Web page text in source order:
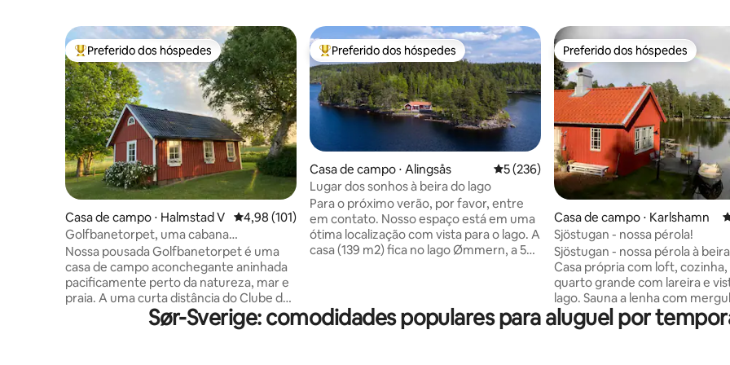
Entre os melhores preferidos dos hóspedes
Preferido dos hóspedes
Casa de campo ⋅ Halmstad V 4,98 de uma avaliação média de 5, 101 avaliações
4,98 (101)
Golfbanetorpet, uma cabana
aconchegante perto da natureza e do
mar.
Nossa pousada Golfbanetorpet é uma
casa de campo aconchegante aninhada
pacificamente perto da natureza, mar e
praia. A uma curta distância do Clube de
Golfe Ringenäs, a casa de campo é ideal
para golfistas, mas mesmo que você
Entre os melhores preferidos dos hóspedes
Preferido dos hóspedes
Casa de campo ⋅ Alingsås 5 de uma avaliação média de 5, 236
5 (236)
Lugar dos sonhos à beira do lago
Para o próximo verão, por favor, entre
em contato. Nosso espaço está em uma
ótima localização com vista para o lago. A
casa (139 m2) fica no lago Ømmern, a 50
sol de manhã à noite. Do terraço, você
vai diretamente para o lago com sua
Preferido dos hóspedes
Preferido dos hóspedes
Casa de campo ⋅ Karlshamn
Sjöstugan - nossa pérola!
Sjöstugan - nossa pérola à
Casa própria com loft,
quarto grande com lareira e
lago. Sauna a lenha com mergulho no
lago ao lado. Banheira de
hidromassagem no cais,
Sør-Sverige: comodidades populares para aluguel por